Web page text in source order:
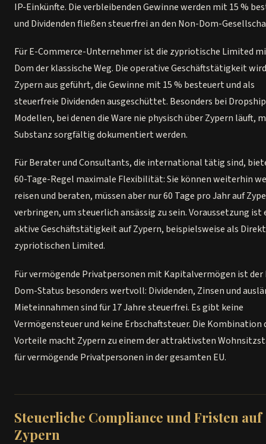
IP-Einkünfte. Die verbleibenden Gewinne werden mit 15 %
und Dividenden fließen steuerfrei an den Non-Dom-
Für E-Commerce-Unternehmer ist die zypriotische Limited
Dom der klassische Weg. Die operative Geschäftstätigkeit
Zypern aus geführt, die Gewinne mit 15 % besteuert und als
steuerfreie Dividenden ausgeschüttet. Besonders bei
Modellen, bei denen die Ware nie physisch über Zypern läuft,
Substanz sorgfältig dokumentiert werden.
Für Berater und Consultants, die international tätig sind,
60-Tage-Regel maximale Flexibilität: Sie können weiterhin
reisen und beraten, müssen aber nur 60 Tage pro Jahr auf
verbringen, um steuerlich ansässig zu sein. Voraussetzung ist
aktive Geschäftstätigkeit auf Zypern, beispielsweise als
zypriotischen Limited.
Für vermögende Privatpersonen mit Kapitalvermögen ist der
Dom-Status besonders wertvoll: Dividenden, Zinsen und
Mieteinnahmen sind für 17 Jahre steuerfrei. Es gibt keine
Vermögensteuer und keine Erbschaftsteuer. Die Kombination
Vorteile macht Zypern zu einem der attraktivsten
für vermögende Privatpersonen in der gesamten EU.
Steuerliche Compliance und Fristen auf
Zypern